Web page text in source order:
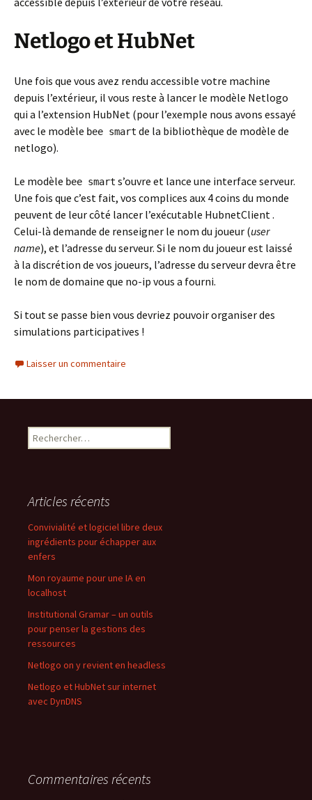
Netlogo et HubNet
Une fois que vous avez rendu accessible votre machine
depuis l’extérieur, il vous reste à lancer le modèle Netlogo
qui a l’extension HubNet (pour l’exemple nous avons essayé
avec le modèle bee smart de la bibliothèque de modèle de
netlogo).
Le modèle bee smart s’ouvre et lance une interface serveur.
Une fois que c’est fait, vos complices aux 4 coins du monde
peuvent de leur côté lancer l’exécutable HubnetClient .
Celui-là demande de renseigner le nom du joueur (user
name), et l’adresse du serveur. Si le nom du joueur est laissé
à la discrétion de vos joueurs, l’adresse du serveur devra être
le nom de domaine que no-ip vous a fourni.
Si tout se passe bien vous devriez pouvoir organiser des
simulations participatives !
Laisser un commentaire
Rechercher :
Articles récents
Convivialité et logiciel libre deux
ingrédients pour échapper aux
enfers
Mon royaume pour une IA en
localhost
Institutional Gramar – un outils
pour penser la gestions des
ressources
Netlogo on y revient en headless
Netlogo et HubNet sur internet
avec DynDNS
Commentaires récents